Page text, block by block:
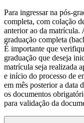
Para ingressar na pós-
completa, com colação
anterior ao da matrícula.
graduação completa
É importante que
graduação que deseja
matrícula seja realizada
e início do processo de
em mês posterior a data
os documentos
para validação da